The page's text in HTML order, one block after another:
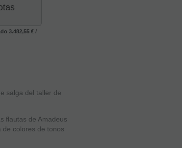
3.482,55 € /
salga del taller de
flautas de Amadeus
colores de tonos